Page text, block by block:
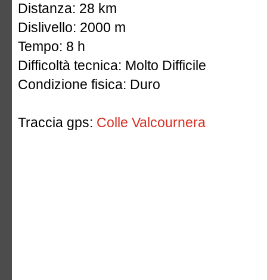
Distanza: 28 km
Dislivello: 2000 m
Tempo: 8 h
Difficoltà tecnica: Molto Difficile
Condizione fisica: Duro
Traccia gps: Colle Valcournera